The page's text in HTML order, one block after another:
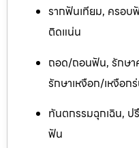
รากฟันเทียม, ครอ
ติดแน่น
ถอด/ถอนฟัน, รักษา
รักษาเหงือก/เหงือก
ทันตกรรมฉุกเฉิน,
ฟัน